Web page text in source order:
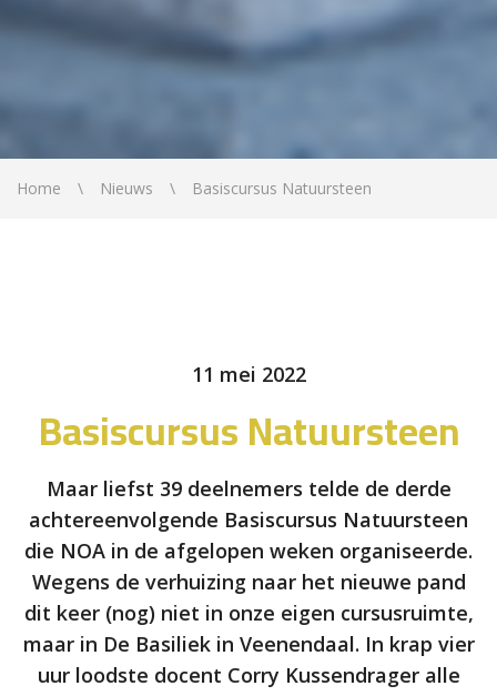
Home Nieuws Basiscursus Natuursteen
11 mei 2022
Basiscursus Natuursteen
Maar liefst 39 deelnemers telde de derde
achtereenvolgende Basiscursus Natuursteen
die NOA in de afgelopen weken organiseerde.
Wegens de verhuizing naar het nieuwe pand
dit keer (nog) niet in onze eigen cursusruimte,
maar in De Basiliek in Veenendaal. In krap vier
uur loodste docent Corry Kussendrager alle